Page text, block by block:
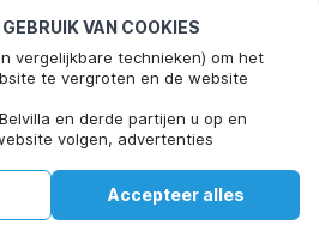
VAN COOKIES
vergelijkbare technieken) om het
te vergroten en de website
en derde partijen u op en
volgen, advertenties
gaat u hiermee akkoord. Meer
.
Accepteer alles
voor
vakantie in Obertauern
voor vakantie
voor vakantie
Boekingen Account